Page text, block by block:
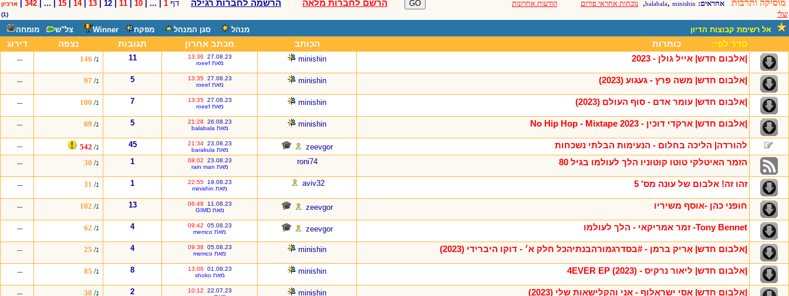
מוסיקה ותרבות אחראים: balabala, minishin
, נוכחות אחראי פורום
הודעות אחרונות
שלי
הרשם לחברות מלאה הרשמה לחברות רגילה דף 1
| ... |
10
11
13
|
14
15
| ... |
342
ארכיון
(1)
אל רשימת קבוצות הדיון מנהל סגן המנהל מפקח Winner צל"ש מומחה
סדר לפי: כותרות הכותב מכתב אחרון תגובות נצפה
דירוג
|אלבום חדש| אייל גולן - 2023
minishin
27.08.23
13:36
מאת roeef
11 נ/ ---
|אלבום חדש| משה פרץ - געגוע (2023) minishin
27.08.23
13:35
מאת roeef
5 נ/ ---
|אלבום חדש| עומר אדם - סוף העולם (2023) minishin
27.08.23
13:35
מאת roeef
7 נ/ ---
|אלבום חדש| ארקדי דוכין - No Hip Hop - Mixtape 2023 minishin
26.08.23
21:28
מאת balabala
5 נ/ ---
להורדה| הליכה בחלום - הנעימות הבלתי נשכחות zeevgor
23.08.23
21:34
מאת barakula
45 נ/ ---
הזמר האיטלקי טוטו קוטוניו הלך לעולמו בגיל 80 roni74
23.08.23
08:02
מאת rain man
1 נ/ ---
זהו זה! אלבום של עונה מס' 5 aviv32
19.08.23
22:55
מאת minishin
1 נ/ ---
חופני כהן -אוסף משיריו zeevgor
11.08.23
06:48
מאת GIMD
13 נ/ ---
Tony Bennet- זמר אמריקאי - הלך לעולמו zeevgor
05.08.23
09:42
מאת memco
4 נ/ ---
|אלבום חדש| אֶריק ברמן - #בסדרגמורהבנתיהכל חלק א׳ - דוקו היברידי (2023) minishin
05.08.23
09:38
מאת memco
4 נ/ ---
|אלבום חדש| ליאור נרקיס - 4EVER EP (2023) minishin
01.08.23
13:06
מאת shoko
8 נ/ ---
|אלבום חדש| אסי ישראלוף - אני והקלישאות שלי (2023) minishin
22.07.23
10:12
2 נ/ ---